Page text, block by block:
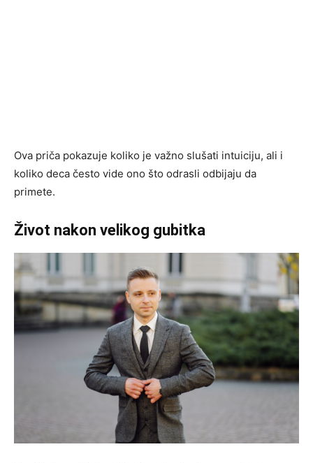
Ova priča pokazuje koliko je važno slušati intuiciju, ali i
koliko deca često vide ono što odrasli odbijaju da
primete.
Život nakon velikog gubitka